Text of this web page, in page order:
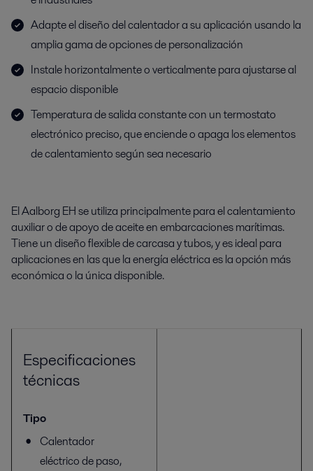
Adapte el diseño del calentador a su aplicación usando la
amplia gama de opciones de personalización
Instale horizontalmente o verticalmente para ajustarse al
espacio disponible
Temperatura de salida constante con un termostato
electrónico preciso, que enciende o apaga los elementos
de calentamiento según sea necesario
El Aalborg EH se utiliza principalmente para el calentamiento
auxiliar o de apoyo de aceite en embarcaciones marítimas.
Tiene un diseño flexible de carcasa y tubos, y es ideal para
aplicaciones en las que la energía eléctrica es la opción más
económica o la única disponible.
Especificaciones
técnicas
Tipo
Calentador
eléctrico de paso,